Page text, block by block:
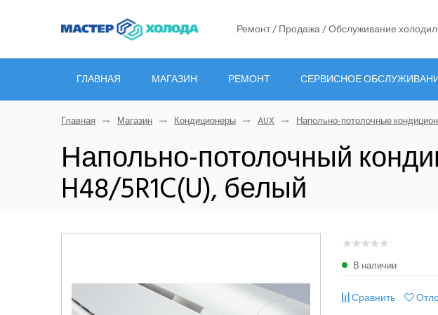
Ремонт / Продажа / Обслуживание
ГЛАВНАЯ МАГАЗИН РЕМОНТ СЕРВИСНОЕ
Главная Магазин Кондиционеры AUX Напольно-потолочные
Напольно-потолочный
H48/5R1C(U), белый
В наличии
Сравнить